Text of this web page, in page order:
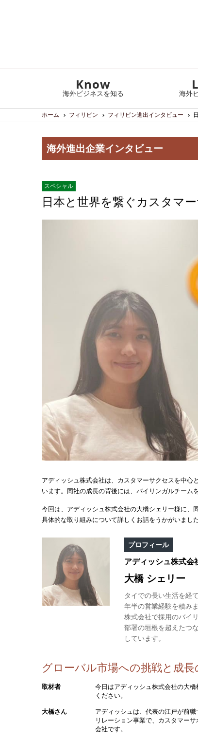
Know
海外ビジネスを知る 海外
ホーム フィリピン フィリピン進出インタビュー
海外進出企業インタビュー
スペシャル
日本と世界を繋ぐカスタマ
アディッシュ株式会社は、カスタマーサクセスを中
います。同社の成長の背後には、バイリンガルチーム
今回は、アディッシュ株式会社の大橋シェリー様に、
具体的な取り組みについて詳しくお話をうかがいました
プロフィール
アディッシュ株式会
大橋 シェリー
タイでの長い生活を経
年半の営業経験を積み
株式会社で採用のバイ
部署の垣根を超えたつ
しています。
グローバル市場への挑戦と成長
取材者
今日はアディッシュ株式会社の大
ください。
大橋さん
アディッシュは、代表の江戸が前
リレーション事業で、カスタマー
会社です。